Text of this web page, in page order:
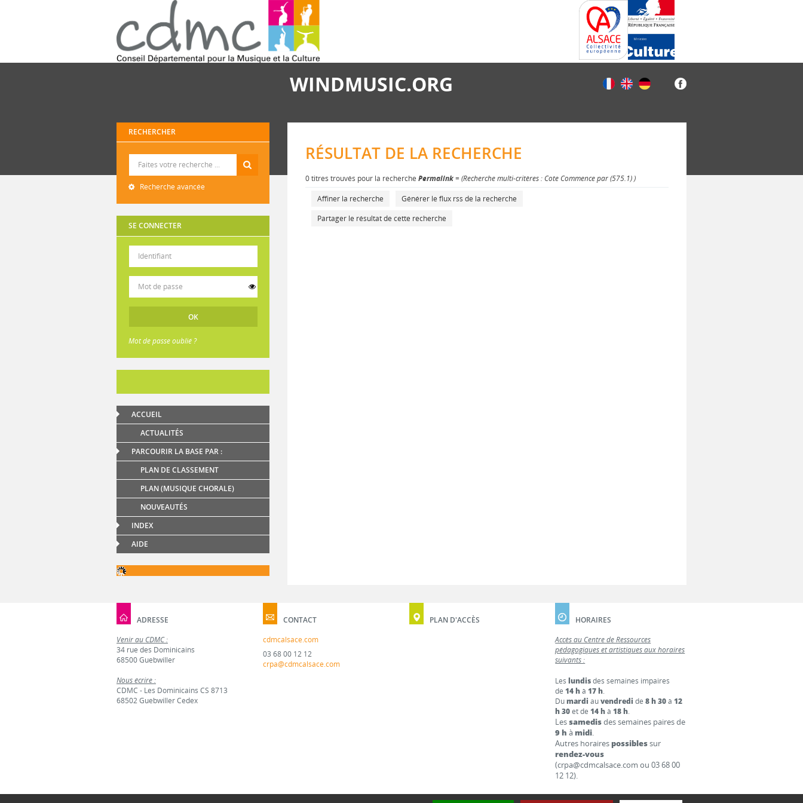
WINDMUSIC.ORG
RECHERCHER
Recherche avancée
SE CONNECTER
Mot de passe oublié ?
ACCUEIL
ACTUALITÉS
PARCOURIR LA BASE PAR :
PLAN DE CLASSEMENT
PLAN (MUSIQUE CHORALE)
NOUVEAUTÉS
INDEX
AIDE
RÉSULTAT DE LA RECHERCHE
0 titres trouvés pour la recherche Permalink= (Recherche multi-critères : Cote Commence par (575.1) )
Affiner la recherche
Générer le flux rss de la recherche
Partager le résultat de cette recherche
ADRESSE
Venir au CDMC :
34 rue des Dominicains
68500 Guebwiller
Nous écrire :
CDMC - Les Dominicains CS 8713
68502 Guebwiller Cedex
CONTACT
cdmcalsace.com
03 68 00 12 12
crpa@cdmcalsace.com
PLAN D'ACCÈS
HORAIRES
Accès au Centre de Ressources
pédagogiques et artistiques aux horaires
suivants :
Leslundisdes semaines impaires
de14 hà17 h.
Dumardi auvendredi de8 h 30à12
h 30et de14 hà18 h.
Lessamedisdes semaines paires de
9 h à midi.
Autres horaires possiblessur
rendez-vous
(crpa@cdmcalsace.com ou 03 68 00
12 12).